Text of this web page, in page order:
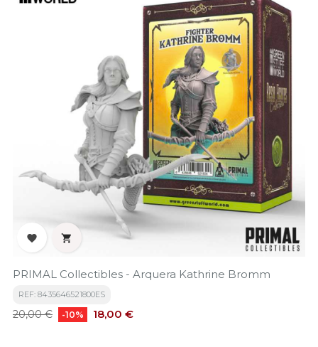
 
PRIMAL Collectibles - Arquera Kathrine Bromm
REF: 8435646521800ES
Precio
20,00 € -10% Precio
18,00 €